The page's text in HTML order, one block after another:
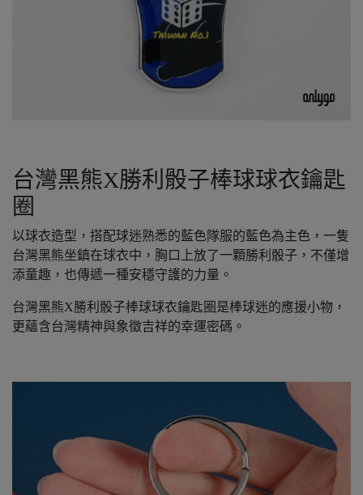
台灣黑熊X勝利骰子棒球球衣鑰匙
圈
以球衣造型，搭配球迷熟悉的藍色隊服的藍色為主色，一隻
台灣黑熊坐鎮在球衣中，胸口上放了一顆勝利骰子，不僅增
添童趣，也傳遞一種安穩守護的力量。
台灣黑熊X勝利骰子棒球球衣鑰匙圈是棒球迷的應援小物，
更蘊含台灣精神與象徵吉祥的幸運密碼。